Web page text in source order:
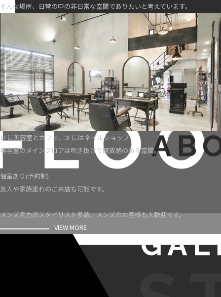
そんな場所、日常の中の非日常な空間でありたいと考えています。
1Fに美容室とカフェ、2Fにはネイルショップ
美容室のメインフロアは吹き抜けで開放感のある空間。
個室あり(予約制)
友人や家族連れのご来店も可能です。
メンズ実力派スタイリスト多数、メンズのお客様も大歓迎です。
VIEW MORE